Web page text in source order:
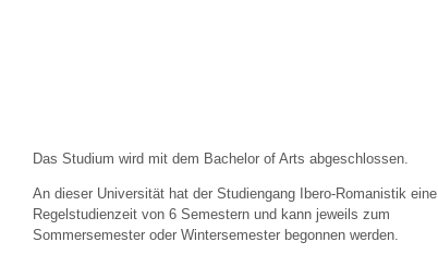
Das Studium wird mit dem Bachelor of Arts abgeschlossen.
An dieser Universität hat der Studiengang Ibero-Romanistik eine
Regelstudienzeit von 6 Semestern und kann jeweils zum
Sommersemester oder Wintersemester begonnen werden.